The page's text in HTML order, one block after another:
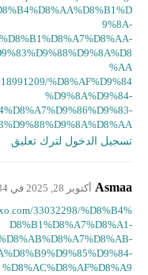
9%8A-
%AA
%D8%AF%D9%84
%D9%8A%D9%84-
تسجيل الدخول لترك تعليق
Asmaa أكتوبر 28, 2025 في 5:34 مساءً
33032298/%D8%B4%
D8%B1%D8%A7%D8%A1-
%D8%AC%D8%AF%D8%A9